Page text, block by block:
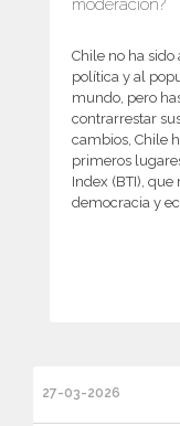
moderación?
Chile no ha sido
política y al
mundo, pero
contrarrestar
cambios, Chile
primeros
Index (BTI),
democracia y
27-03-2026